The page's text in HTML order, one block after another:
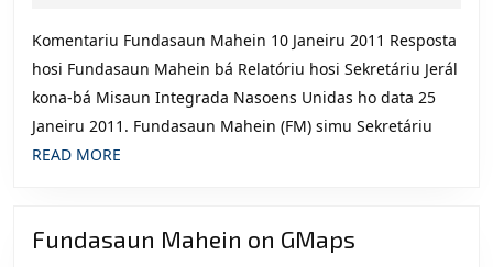
UNMIT
(25
Janeiru)
Komentariu Fundasaun Mahein 10 Janeiru 2011 Resposta
hosi Fundasaun Mahein bá Relatóriu hosi Sekretáriu Jerál
kona-bá Misaun Integrada Nasoens Unidas ho data 25
Janeiru 2011. Fundasaun Mahein (FM) simu Sekretáriu
READ MORE
Fundasaun Mahein on GMaps